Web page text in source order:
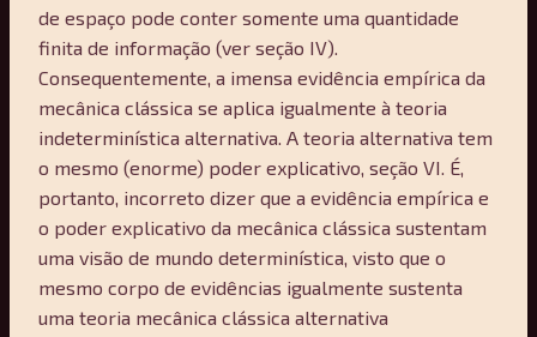
de espaço pode conter somente uma quantidade
finita de informação (ver seção IV).
Consequentemente, a imensa evidência empírica da
mecânica clássica se aplica igualmente à teoria
indeterminística alternativa. A teoria alternativa tem
o mesmo (enorme) poder explicativo, seção VI. É,
portanto, incorreto dizer que a evidência empírica e
o poder explicativo da mecânica clássica sustentam
uma visão de mundo determinística, visto que o
mesmo corpo de evidências igualmente sustenta
uma teoria mecânica clássica alternativa